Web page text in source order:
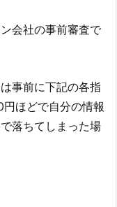
会社の事前審査で
事前に下記の各指
ほどで自分の情報
落ちてしまった場